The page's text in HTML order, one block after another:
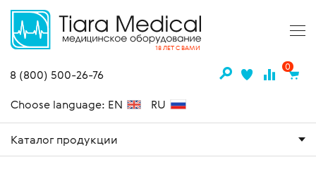
18 ЛЕТ С ВАМИ
8 (800) 500-26-76
0
Choose language: EN RU
Каталог продукции